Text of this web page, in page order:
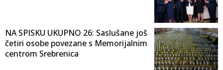
NA SPISKU UKUPNO 26: Saslušane još
četiri osobe povezane s Memorijalnim
centrom Srebrenica